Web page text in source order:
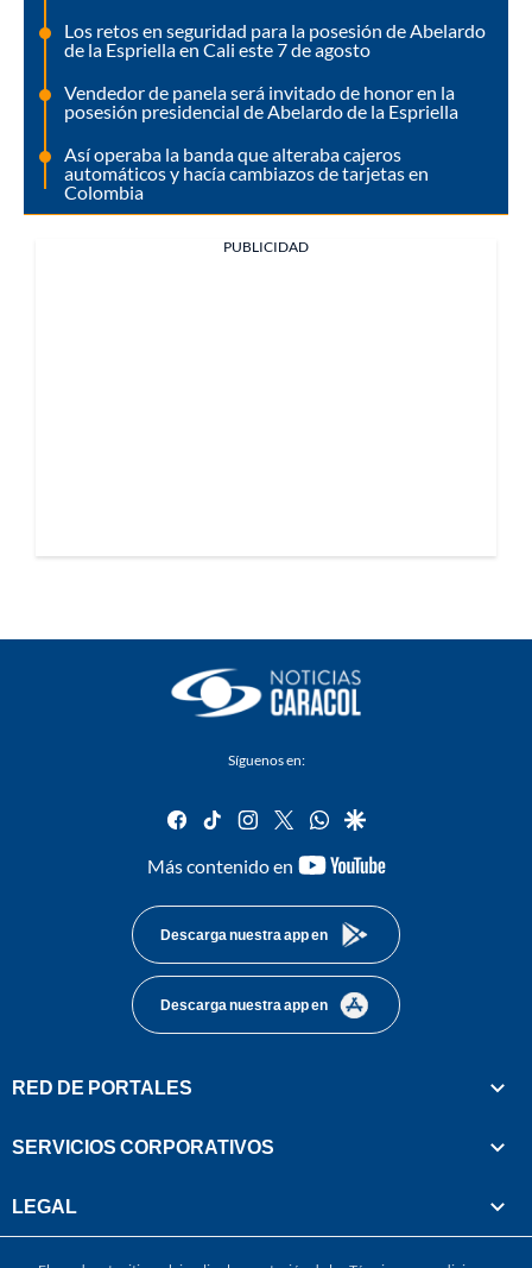
Los retos en seguridad para la posesión de Abelardo
de la Espriella en Cali este 7 de agosto
Vendedor de panela será invitado de honor en la
posesión presidencial de Abelardo de la Espriella
Así operaba la banda que alteraba cajeros
automáticos y hacía cambiazos de tarjetas en
Colombia
PUBLICIDAD
Síguenos en:
facebook
tiktok instagram
twitterwhatsapp
google
Más contenido en
youtube-
Descarga nuestra app en
Descarga nuestra app en
RED DE PORTALES
SERVICIOS CORPORATIVOS
LEGAL